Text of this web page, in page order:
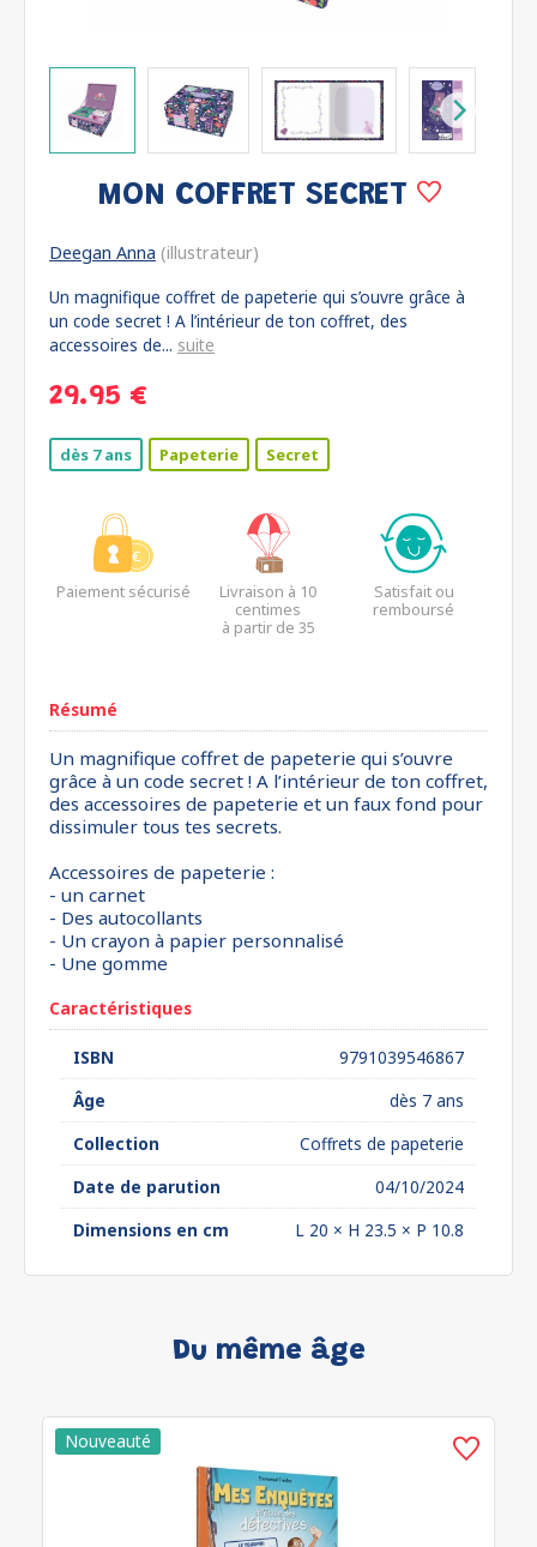
MON COFFRET SECRET
Deegan Anna (illustrateur)
Un magnifique coffret de papeterie qui s’ouvre grâce à
un code secret ! A l’intérieur de ton coffret, des
accessoires de... suite
29.95 €
dès 7 ans Papeterie Secret
Paiement sécurisé
Livraison à 10
centimes
à partir de 35
Satisfait ou
remboursé
Résumé
Un magnifique coffret de papeterie qui s’ouvre
grâce à un code secret ! A l’intérieur de ton coffret,
des accessoires de papeterie et un faux fond pour
dissimuler tous tes secrets.
Accessoires de papeterie :
- un carnet
- Des autocollants
- Un crayon à papier personnalisé
- Une gomme
Caractéristiques
ISBN
9791039546867
Âge
dès 7 ans
Collection
Coffrets de papeterie
Date de parution
04/10/2024
Dimensions en cm
L 20 × H 23.5 × P 10.8
Du même âge